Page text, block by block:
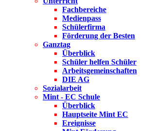
Fachbereiche
Medienpass
Schülerfirma
Förderung der Besten
Ganztag
Überblick
Schüler helfen Schüler
Arbeitsgemeinschaften
DIE AG
Sozialarbeit
Mint - EC Schule
Überblick
Hauptseite Mint EC
Ereignisse